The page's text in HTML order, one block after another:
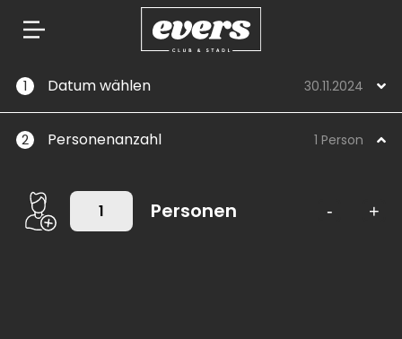
zum1 Datum wählen 30.11.2024
2 Personenanzahl 1 Person
Personen